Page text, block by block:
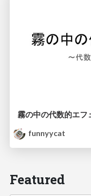
霧の中の代数的エフ
funnyycat
Featured